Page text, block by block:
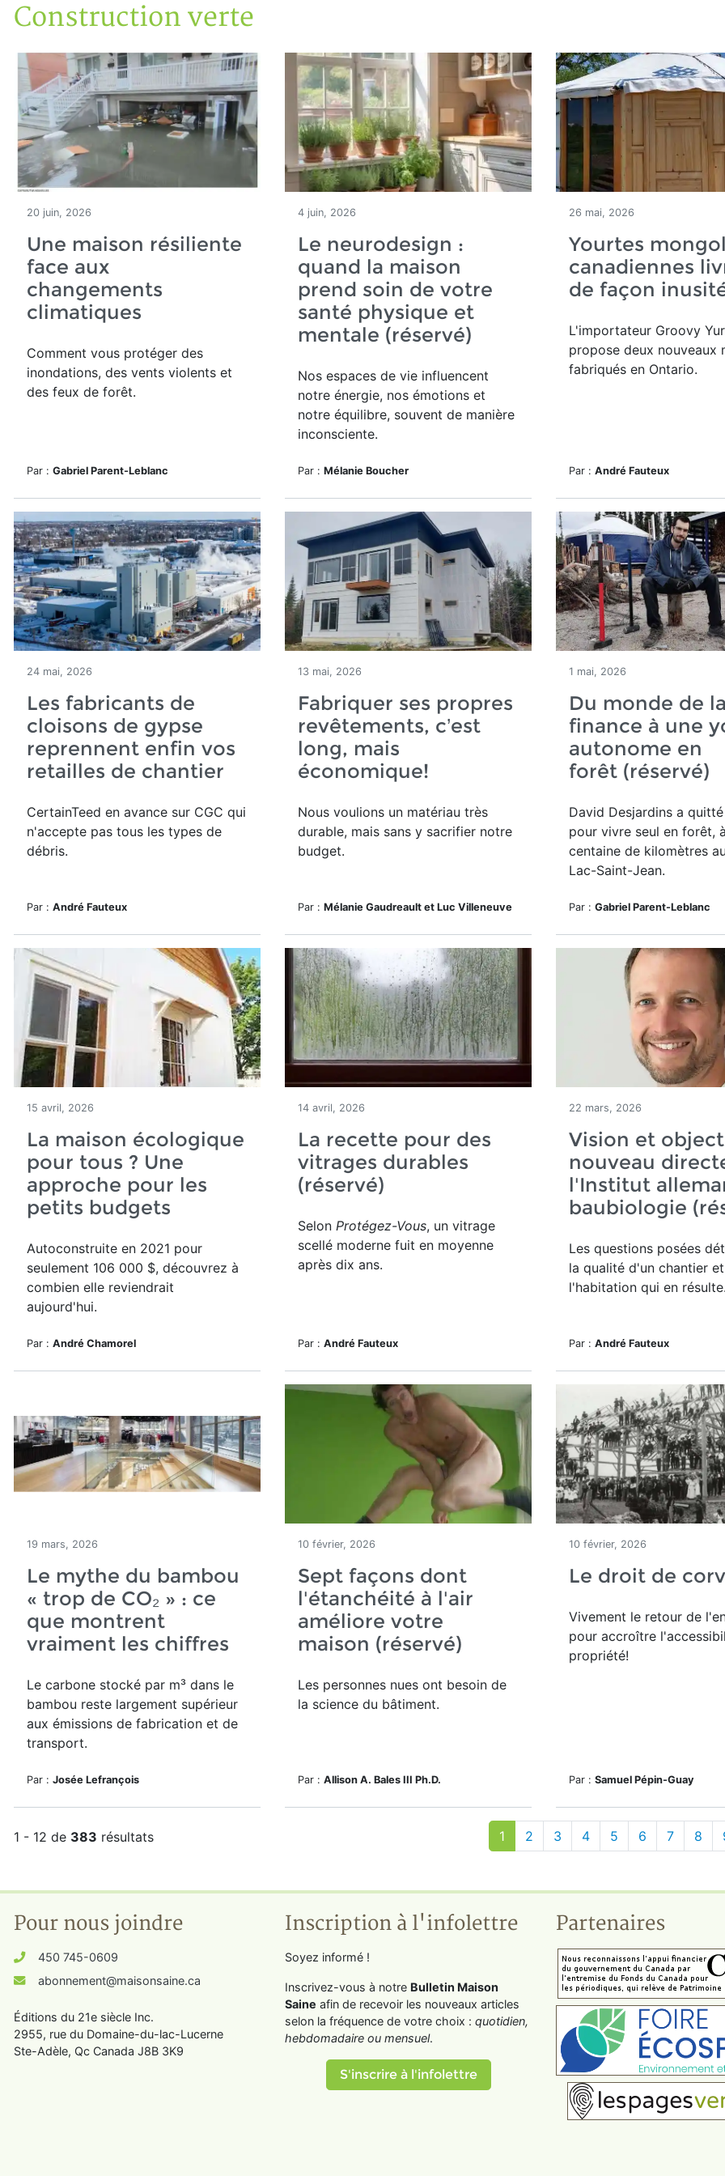
Accueil
Articles
Construction verte
Construction verte
20 juin, 2026
Une maison résiliente
face aux
changements
climatiques
Comment vous protéger des
inondations, des vents violents et
des feux de forêt.
Par : Gabriel Parent-Leblanc
4 juin, 2026
Le neurodesign :
quand la maison
prend soin de votre
santé physique et
mentale (réservé)
Nos espaces de vie influencent
notre énergie, nos émotions et
notre équilibre, souvent de manière
inconsciente.
Par : Mélanie Boucher
26 mai, 2026
Yourtes
canadiennes
de façon
L'importateur Groovy
propose deux nouveaux
fabriqués en Ontario.
Par : André Fauteux
24 mai, 2026
Les fabricants de
cloisons de gypse
reprennent enfin vos
retailles de chantier
CertainTeed en avance sur CGC qui
n'accepte pas tous les types de
débris.
Par : André Fauteux
13 mai, 2026
Fabriquer ses propres
revêtements, c’est
long, mais
économique!
Nous voulions un matériau très
durable, mais sans y sacrifier notre
budget.
Par : Mélanie Gaudreault et Luc Villeneuve
1 mai, 2026
Du monde de
finance à une
autonome en
forêt (réservé)
David Desjardins a
pour vivre seul en forêt,
centaine de kilomètres
Lac-Saint-Jean.
Par : Gabriel Parent-Leblanc
15 avril, 2026
La maison écologique
pour tous ? Une
approche pour les
petits budgets
Autoconstruite en 2021 pour
seulement 106 000 $, découvrez à
combien elle reviendrait
aujourd'hui.
Par : André Chamorel
14 avril, 2026
La recette pour des
vitrages durables
(réservé)
Selon Protégez-Vous, un vitrage
scellé moderne fuit en moyenne
après dix ans.
Par : André Fauteux
22 mars, 2026
Vision et
nouveau
l'Institut
baubiologie
Les questions posées
la qualité d'un chantier
l'habitation qui en
Par : André Fauteux
19 mars, 2026
Le mythe du bambou
« trop de CO₂ » : ce
que montrent
vraiment les chiffres
Le carbone stocké par m³ dans le
bambou reste largement supérieur
aux émissions de fabrication et de
transport.
Par : Josée Lefrançois
10 février, 2026
Sept façons dont
l'étanchéité à l'air
améliore votre
maison (réservé)
Les personnes nues ont besoin de
la science du bâtiment.
Par : Allison A. Bales III Ph.D.
10 février, 2026
Le droit de
Vivement le retour de
pour accroître
propriété!
Par : Samuel Pépin-Guay
1 - 12 de 383 résultats 1 2 3 4 5 6 7 8
Pour nous joindre
450 745-0609
abonnement@maisonsaine.ca
Éditions du 21e siècle Inc.
2955, rue du Domaine-du-lac-Lucerne
Ste-Adèle, Qc Canada J8B 3K9
Inscription à l'infolettre
Soyez informé !
Inscrivez-vous à notre Bulletin Maison
Saine afin de recevoir les nouveaux articles
selon la fréquence de votre choix : quotidien,
hebdomadaire ou mensuel.
S'inscrire à l'infolettre
Partenaires